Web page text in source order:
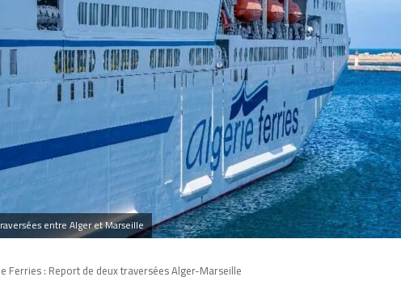
entre Alger et Marseille
Ferries : Report de deux traversées Alger-Marseille